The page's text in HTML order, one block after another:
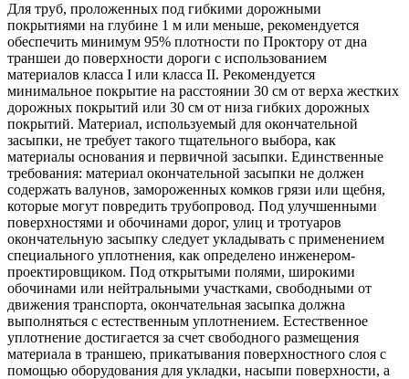
Для труб, проложенных под гибкими дорожными
покрытиями на глубине 1 м или меньше, рекомендуется
обеспечить минимум 95% плотности по Проктору от дна
траншеи до поверхности дороги с использованием
материалов класса I или класса II. Рекомендуется
минимальное покрытие на расстоянии 30 см от верха жестких
дорожных покрытий или 30 см от низа гибких дорожных
покрытий. Материал, используемый для окончательной
засыпки, не требует такого тщательного выбора, как
материалы основания и первичной засыпки. Единственные
требования: материал окончательной засыпки не должен
содержать валунов, замороженных комков грязи или щебня,
которые могут повредить трубопровод. Под улучшенными
поверхностями и обочинами дорог, улиц и тротуаров
окончательную засыпку следует укладывать с применением
специального уплотнения, как определено инженером-
проектировщиком. Под открытыми полями, широкими
обочинами или нейтральными участками, свободными от
движения транспорта, окончательная засыпка должна
выполняться с естественным уплотнением. Естественное
уплотнение достигается за счет свободного размещения
материала в траншею, прикатывания поверхностного слоя с
помощью оборудования для укладки, насыпи поверхности, а